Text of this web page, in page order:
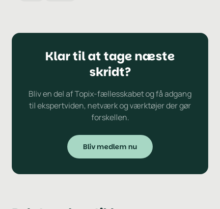
Klar til at tage næste
skridt?
Bliv en del af Topix-fællesskabet og få adgang
til ekspertviden, netværk og værktøjer der gør
forskellen.
Bliv medlem nu